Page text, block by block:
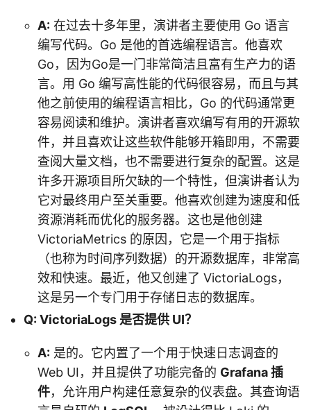
A: 在过去十多年里，演讲者主要使用 Go 语言
编写代码。Go 是他的首选编程语言。他喜欢
Go，因为Go是一门非常简洁且富有生产力的语
言。用 Go 编写高性能的代码很容易，而且与其
他之前使用的编程语言相比，Go 的代码通常更
容易阅读和维护。演讲者喜欢编写有用的开源软
件，并且喜欢让这些软件能够开箱即用，不需要
查阅大量文档，也不需要进行复杂的配置。这是
许多开源项目所欠缺的一个特性，但演讲者认为
它对最终用户至关重要。他喜欢创建为速度和低
资源消耗而优化的服务器。这也是他创建
VictoriaMetrics 的原因，它是一个用于指标
（也称为时间序列数据）的开源数据库，非常高
效和快速。最近，他又创建了 VictoriaLogs，
这是另一个专门用于存储日志的数据库。
Q: VictoriaLogs 是否提供 UI？
A: 是的。它内置了一个用于快速日志调查的
Web UI，并且提供了功能完备的 Grafana 插
件，允许用户构建任意复杂的仪表盘。其查询语